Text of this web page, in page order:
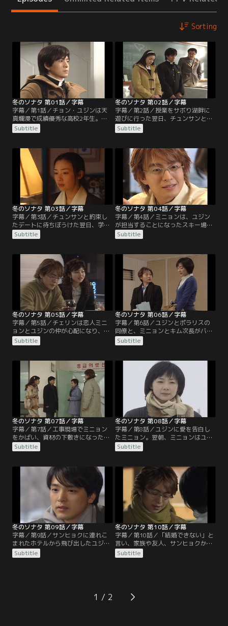
Sorting
冬のソナタ 第01話／字幕
字幕／第1話／チョン・ユジンは天
真爛漫で成績優秀な高校2年生。同
じクラスの幼なじみで正義感の強い
クラス委員長のキム・サンヒョク、
とりとして愛嬌のあるコン・チンス
ク、お調子者のコン・ヨングクら、
放送部の仲間と楽しい高校生活を送
っている。ある日、カン・ジュンサ
ンという陰を帯びた大人しい青年が
転校してくる。
Subtitle
冬のソナタ 第02話／字幕
字幕／第2話／授業をサボり湖畔に
遊びに行った翌日、チュンサンとユ
ジンがクラスで噂になる。面白くな
いサンヒョクは、チュンサンが自分
「自分への嫌がらせのためにユジン
に近づいたのか」とチュンサンに詰
め寄り、思わずそうだと答えてしま
った会話を聞いたユジンは深く傷つ
く。
Subtitle
冬のソナタ 第03話／字幕
字幕／第3話／チュンサンと約束し
たデートに待ちぼうけた翌日、学校
へ行ったユジンは、チュンサンの事
故死を知らされ愕然とする。そんな
「初めて」が録音されたテープが遅
いクリスマス・プレゼントとして届
けられていた。---10年後、ユジンは
設計事務所＜ポラリス＞で働き、ラ
ジオ局のディレクターとなったサン
ヒョクと婚約していた。
Subtitle
冬のソナタ 第04話／字幕
字幕／第4話／ミニョンは、ユジン
が担当することになったスキー場改
装の取引先＜マルシアン＞の新しい
責任者だった。動揺するユジンだっ
ミニョンは、ユジンを担当者に付け
ることを契約条件に入れてくる。仕
方なく担当になったユジンは、でき
るだけ事務的に接しようとする
Subtitle
冬のソナタ 第05話／字幕
字幕／第5話／チェリンは恋人ミニ
ョンとユジンの仲が心配になり、ミ
ニョンに「ユジンは昔から服も恋人
も、何でも自分のマネをする」と吹
を隠していたことを知ったサンヒョ
クは、一度は仕事を辞めるようユジ
ンを責めるが、後に「それでは自分
がチュンサンに負けたことになる」
と思い返し仕事を続けるようユジン
を励ます。
Subtitle
冬のソナタ 第06話／字幕
字幕／第6話／ユジンとポラリスの
同僚と、ミニョンとキム次長がバー
で偶然会い合流する。告白ゲームで
「初恋の人は」と責められたユジン
ーが帰り、ミニョンは仕方なく泥酔
したユジンを自分のホテルへ連れて
帰る。目が覚めたユジンは、眼鏡を
外したミニョンを見てつい「チュン
サン」と言ってしまう。
Subtitle
冬のソナタ 第07話／字幕
字幕／第7話／工事現場でミニョン
をかばい、資材の下敷きになったユ
ジン。軽症ですんだものの、駆けつ
けたサンヒョクとチェリンは複雑な
ジンの初恋の相手が本当にいたこと
を秘密にしていたチェリンの嘘を知
ったミニョンは、チェリンに別れを
切り出す。そして、ユジンに今まで
の誤解を謝り、もう一度初めからや
り直そうと提案する。
Subtitle
冬のソナタ 第08話／字幕
字幕／第8話／ユジンに愛を告白し
たミニョン。翌朝、ミニョンはユジ
ンに誰を愛しているのかと詰め寄る
が、そこへサンヒョクが現れ、答え
連れて行く。ユジンは何とかサンヒ
ョクとの関係を修復しようとする
が、疑念の晴れないサンヒョクは取
り合おうとしない。
Subtitle
冬のソナタ 第09話／字幕
字幕／第9話／サンヒョクに連れこ
まれたホテルから飛び出したユジン
は、探しに来たミニョンと一緒にス
キー場へ戻る。翌日、謝罪するサン
できない、それが自分の選択だと伝
える。一方、サンヒョクはユジンの
Subtitle
冬のソナタ 第10話／字幕
字幕／第10話／「結婚できない」と
言い、家族や友人、サンヒョクから
逃げ出したユジンとミニョンは、ミ
ニョンの別荘でミニョンの母カン・
サンから教えられたポラリスの話を
し、ミニョンはポラリスをかたどっ
Subtitle
1